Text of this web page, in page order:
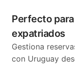
Perfecto
expatriados
Gestiona
con Uruguay